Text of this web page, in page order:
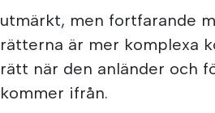
utmärkt, men fortfarande
rätterna är mer komplexa
rätt när den anländer och
kommer ifrån.